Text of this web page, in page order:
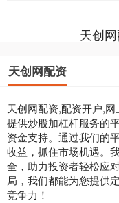
天创
天创网配资
天创网配资,配资开户,
提供炒股加杠杆服务的
资金支持。通过我们的
收益，抓住市场机遇。
全，助力投资者轻松应
局，我们都能为您提供
竞争力！